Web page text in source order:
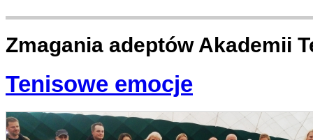
Zmagania adeptów Akademii
Tenisowe emocje